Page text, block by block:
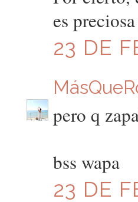
es
23 DE
pero q
bss wapa
23 DE